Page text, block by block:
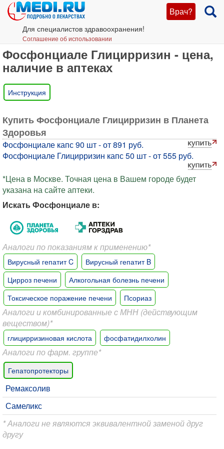
Врач?
Для специалистов здравоохранения!
Соглашение об использовании
Фосфонциале Глицирризин - цена,
наличие в аптеках
Инструкция
Купить Фосфонциале Глицирризин в Планета
Здоровья
Фосфонциале капс 90 шт - от 891 руб.
Фосфонциале Глицирризин капс 50 шт - от 555 руб.
*Цена в Москве. Точная цена в Вашем городе будет
указана на сайте аптеки.
Искать Фосфонциале в:
Аналоги по показаниям к применению*
Вирусный гепатит C
Вирусный гепатит B
Цирроз печени
Алкогольная болезнь печени
Токсическое поражение печени
Псориаз
Аналоги и комбинированные с МНН (действующим
веществом)*
глицирризиновая кислота фосфатидилхолин
Аналоги по фарм. группе*
Гепатопротекторы
Ремаксолив
Самеликс
* Аналоги не являются эквивалентной заменой друг
другу